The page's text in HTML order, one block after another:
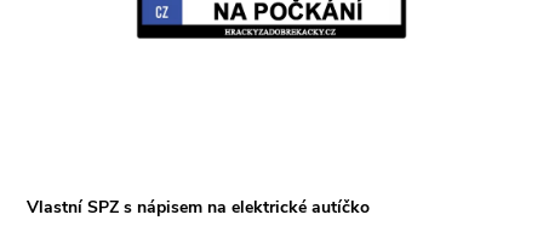
Vlastní SPZ s nápisem na elektrické autíčko